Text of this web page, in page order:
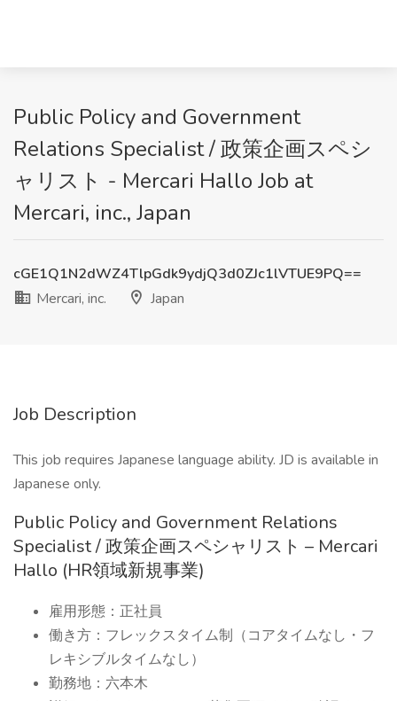
Public Policy and Government
Relations Specialist / 政策企画スペシ
ャリスト - Mercari Hallo Job at
Mercari, inc., Japan
cGE1Q1N2dWZ4TlpGdk9ydjQ3d0ZJc1lVTUE9PQ==
Mercari, inc.
Japan
Job Description
This job requires Japanese language ability. JD is available in
Japanese only.
Public Policy and Government Relations
Specialist / 政策企画スペシャリスト – Mercari
Hallo (HR領域新規事業)
雇用形態：正社員
働き方：フレックスタイム制（コアタイムなし・フ
レキシブルタイムなし）
勤務地：六本木